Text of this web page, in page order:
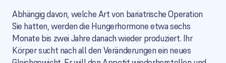
Abhängig davon, welche Art von bariatrische Operation
Sie hatten, werden die Hungerhormone etwa sechs
Monate bis zwei Jahre danach wieder produziert. Ihr
Körper sucht nach all den Veränderungen ein neues